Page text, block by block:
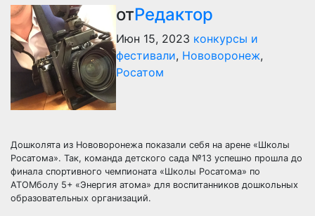
отРедактор
Июн 15, 2023 конкурсы и
фестивали, Нововоронеж,
Росатом
Дошколята из Нововоронежа показали себя на арене «Школы
Росатома». Так, команда детского сада №13 успешно прошла до
финала спортивного чемпионата «Школы Росатома» по
АТОМболу 5+ «Энергия атома» для воспитанников дошкольных
образовательных организаций.